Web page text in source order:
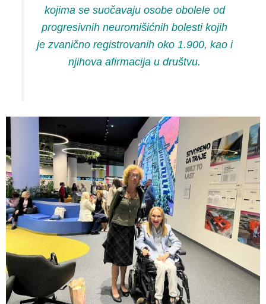
kojima se suočavaju osobe obolele od
progresivnih neuromišićnih bolesti kojih
je zvanično registrovanih oko 1.900, kao i
njihova afirmacija u društvu.